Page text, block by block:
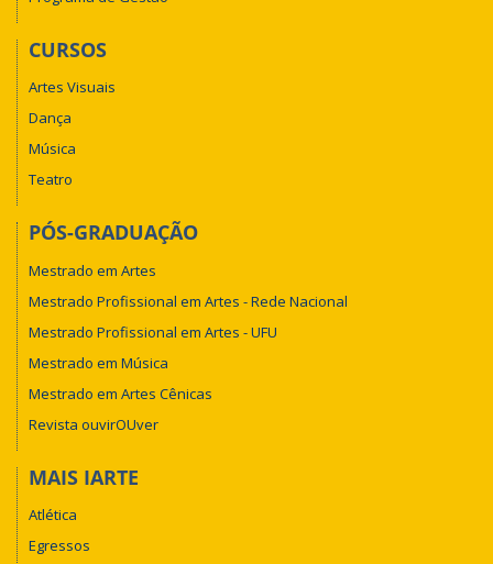
CURSOS
Artes Visuais
Dança
Música
Teatro
PÓS-GRADUAÇÃO
Mestrado em Artes
Mestrado Profissional em Artes - Rede Nacional
Mestrado Profissional em Artes - UFU
Mestrado em Música
Mestrado em Artes Cênicas
Revista ouvirOUver
MAIS IARTE
Atlética
Egressos